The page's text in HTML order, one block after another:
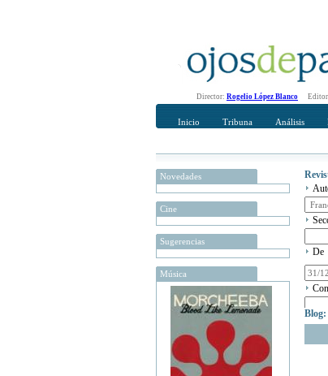
Director: Rogelio López Blanco
Inicio Tribuna Análisis
Novedades
Cine
Sugerencias
Música
De